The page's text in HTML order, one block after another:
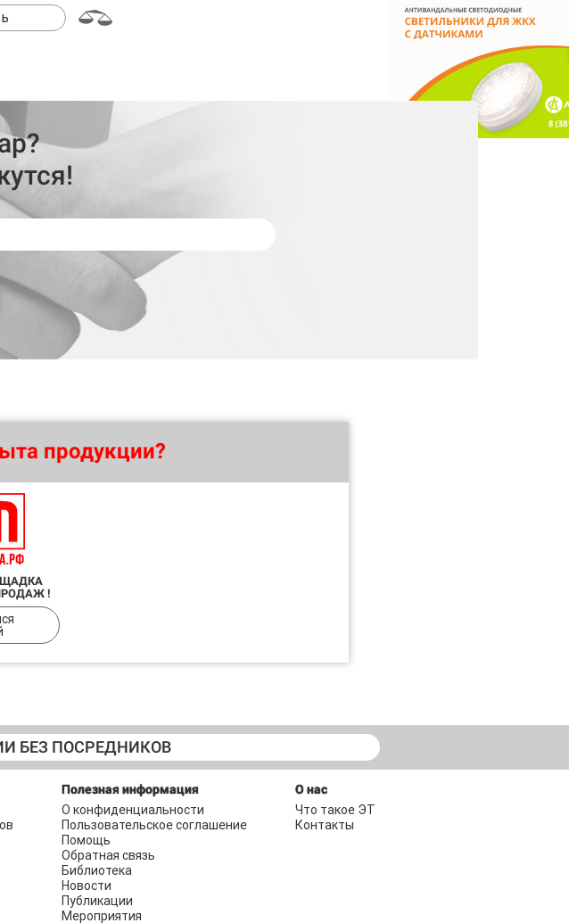
продукции?
!
БЕЗ ПОСРЕДНИКОВ
Полезная информация
О конфиденциальности
Пользовательское соглашение
Помощь
Обратная связь
Библиотека
Новости
Публикации
Мероприятия
О нас
Что такое ЭТ
Контакты